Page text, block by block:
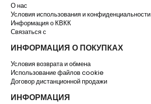
О нас
Условия использования и конфиденциальности
Информация о КВКК
Связаться с
ИНФОРМАЦИЯ О ПОКУПКАХ
Условия возврата и обмена
Использование файлов cookie
Договор дистанционной продажи
ИНФОРМАЦИЯ